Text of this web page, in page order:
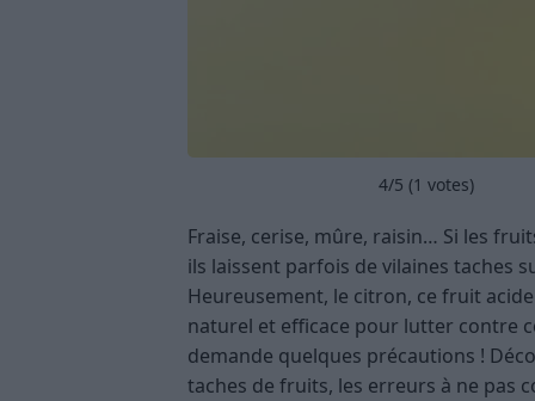
4/5 (1 votes)
Fraise, cerise, mûre, raisin… Si les
ils laissent parfois de vilaines taches
Heureusement, le citron, ce fruit
naturel et efficace pour lutter contre
demande quelques précautions !
taches de fruits, les erreurs à ne pas